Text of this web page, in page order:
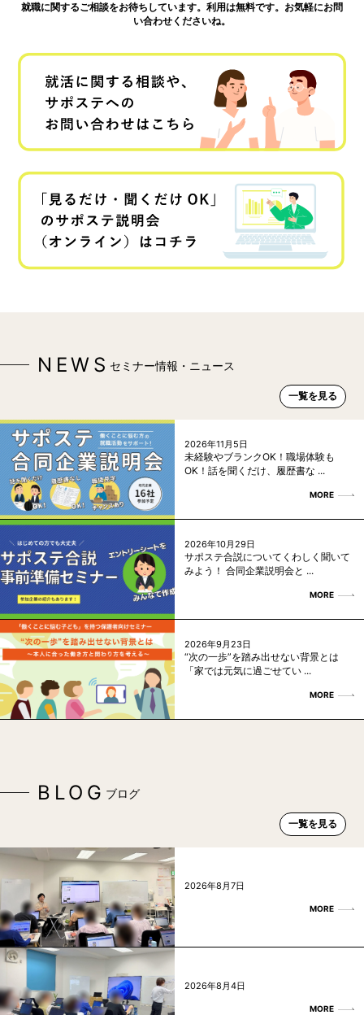
就職に関するご相談をお待ちしています。利用は無料です。お気軽にお問
い合わせくださいね。
NEWS セミナー情報・ニュース
一覧を見る
2026年11月5日
未経験やブランクOK！職場体験も
OK！話を聞くだけ、履歴書な ...
MORE
2026年10月29日
サポステ合説についてくわしく聞いて
みよう！ 合同企業説明会と ...
MORE
2026年9月23日
“次の一歩”を踏み出せない背景とは
「家では元気に過ごせてい ...
MORE
BLOG ブログ
一覧を見る
2026年8月7日
MORE
2026年8月4日
MORE